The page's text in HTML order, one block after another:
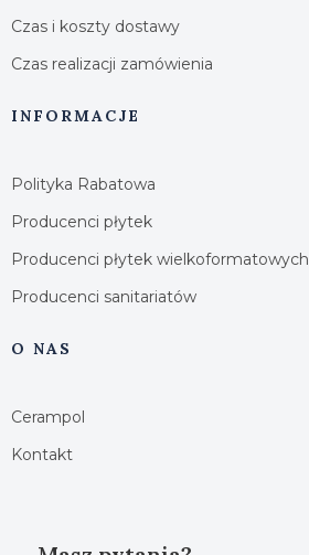
Czas i koszty dostawy
Czas realizacji zamówienia
INFORMACJE
Polityka Rabatowa
Producenci płytek
Producenci płytek wielkoformatowych
Producenci sanitariatów
O NAS
Cerampol
Kontakt